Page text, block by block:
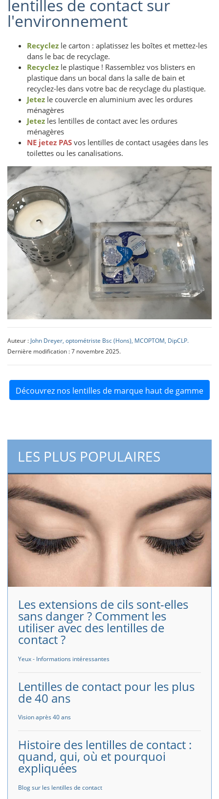
lentilles de contact sur
l'environnement
Recyclez le carton : aplatissez les boîtes et mettez-les
dans le bac de recyclage.
Recyclez le plastique ! Rassemblez vos blisters en
plastique dans un bocal dans la salle de bain et
recyclez-les dans votre bac de recyclage du plastique.
Jetez le couvercle en aluminium avec les ordures
ménagères
Jetez les lentilles de contact avec les ordures
ménagères
NE jetez PAS vos lentilles de contact usagées dans les
toilettes ou les canalisations.
Auteur : John Dreyer, optométriste Bsc (Hons), MCOPTOM, DipCLP.
Dernière modification : 7 novembre 2025.
Découvrez nos lentilles de marque haut de gamme
LES PLUS POPULAIRES
Les extensions de cils sont-elles
sans danger ? Comment les
utiliser avec des lentilles de
contact ?
Yeux - Informations intéressantes
Lentilles de contact pour les plus
de 40 ans
Vision après 40 ans
Histoire des lentilles de contact :
quand, qui, où et pourquoi
expliquées
Blog sur les lentilles de contact